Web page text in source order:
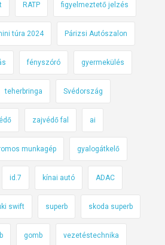
RATP figyelmeztető jelzés
túra 2024 Párizsi Autószalon
fényszóró gyermekülés
teherbringa Svédország
zajvédő fal ai
munkagép gyalogátkelő
id.7 kínai autó ADAC
swift superb skoda superb
gomb vezetéstechnika